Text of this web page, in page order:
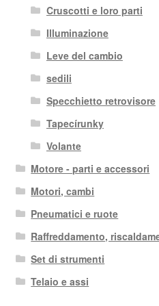
Cruscotti e loro parti
Illuminazione
Leve del cambio
sedili
Specchietto retrovisore
Tapecírunky
Volante
Motore - parti e accessori
Motori, cambi
Pneumatici e ruote
Raffreddamento,
Set di strumenti
Telaio e assi